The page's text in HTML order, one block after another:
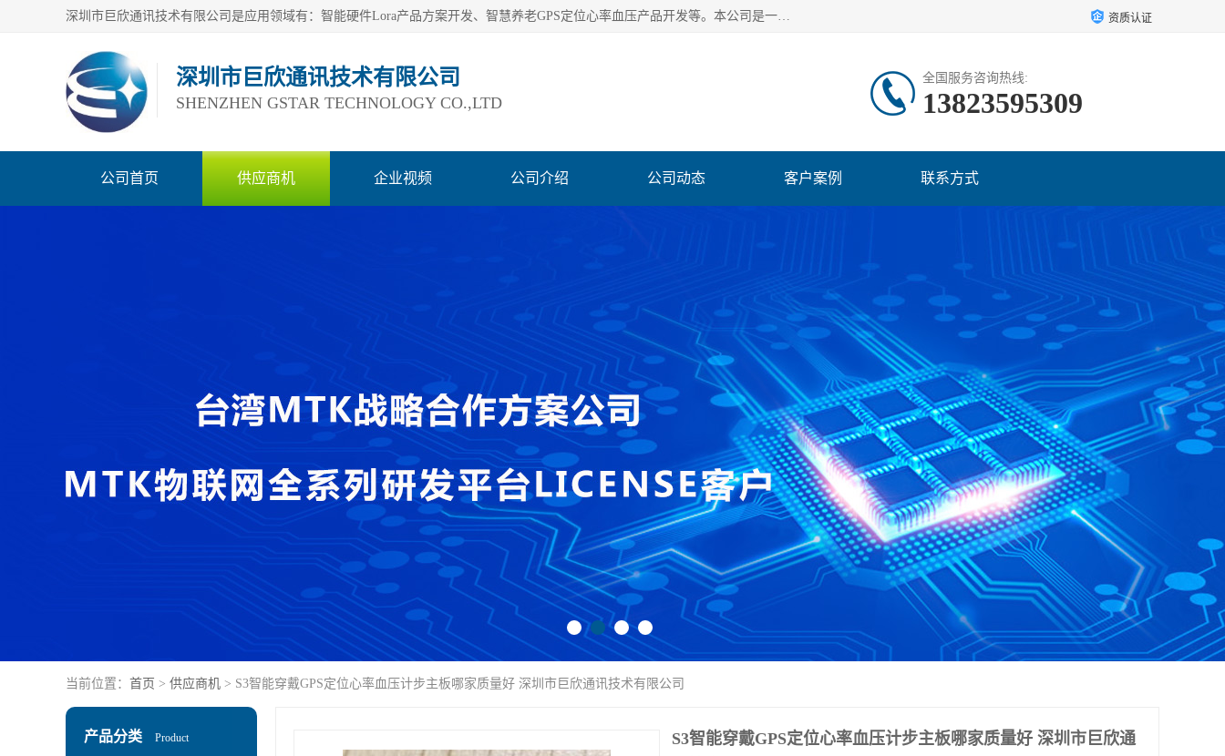
深圳市巨欣通讯技术有限公司是应用领域有：智能硬件Lora产品方案开发、智慧养老GPS定位心率血压产品开发等。本公司是一家民营高新技术企业、行业成员之一的智能硬件方案提供商，公司致力于为智能物联领域提供硬件解决方案。公司可满足不同类型客户采购需要，巨欣通讯切身体会客户对服务及时性的要求，建立了完善的售后服务系统，运用先进的互联网工具为客户提供及时、周到的服务！ 资质认证
深圳市巨欣通讯技术有限公司
SHENZHEN GSTAR TECHNOLOGY CO.,LTD
全国服务咨询热线:
13823595309
公司首页 供应商机 企业视频 公司介绍 公司动态 客户案例 联系方式
当前位置： 首页 > 供应商机 > S3智能穿戴GPS定位心率血压计步主板哪家质量好 深圳市巨欣通讯技术有限公司
产品分类 Product
S3智能穿戴GPS定位心率血压计步主板哪家质量好 深圳市巨欣通